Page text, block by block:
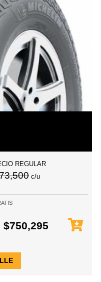
REGULAR
c/u
$750,295